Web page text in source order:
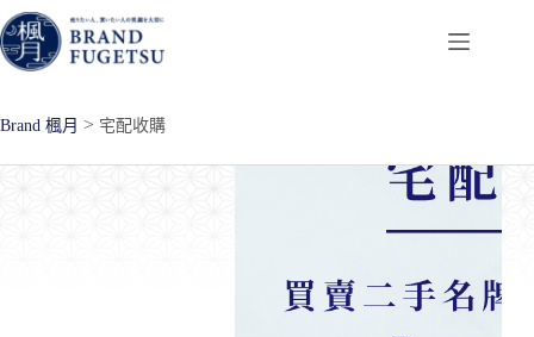
跳
至
主
內
Brand 楓月 > 宅配收購